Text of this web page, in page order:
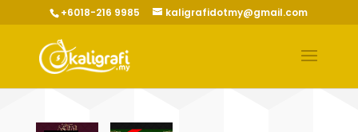
+6018-216 9985 kaligrafidotmy@gmail.com